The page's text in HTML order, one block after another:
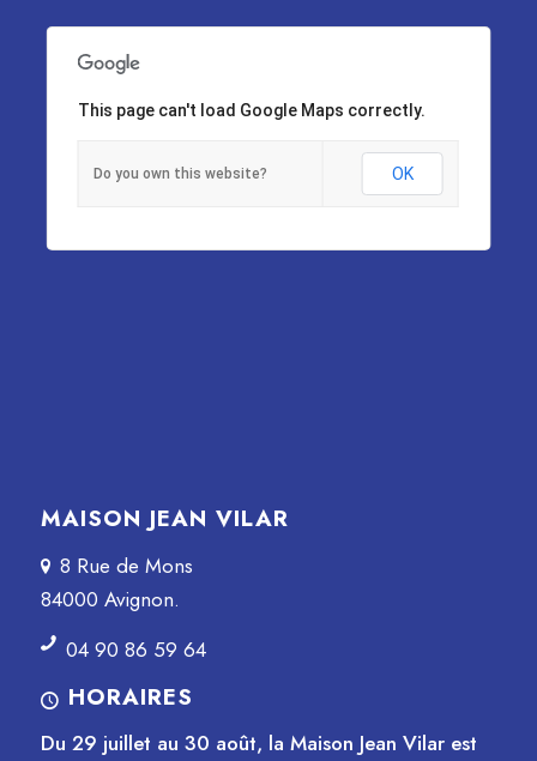
This page can't load Google Maps correctly.
Do you own this website? OK
MAISON JEAN VILAR
8 Rue de Mons
84000 Avignon.
04 90 86 59 64
HORAIRES
Du 29 juillet au 30 août, la Maison Jean Vilar est